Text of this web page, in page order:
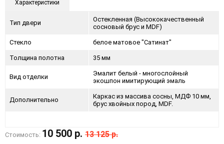
Характеристики
Тип двери
Остекленная (Высококачественный
сосновый брус и MDF)
Стекло белое матовое "Сатинат"
Толщина полотна 35 мм
Вид отделки
Эмалит белый - многослойный
экошпон имитирующий эмаль
Дополнительно
Каркас из массива сосны, МДФ 10 мм,
брус хвойных пород, MDF.
Стоимость: 10 500 р. 13 125 р.